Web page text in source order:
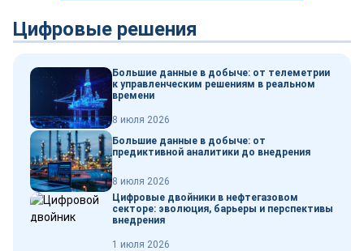
Цифровые решения
Большие данные в добыче: от телеметрии
к управленческим решениям в реальном
времени
8 июля 2026
Большие данные в добыче: от
предиктивной аналитики до внедрения
8 июля 2026
Цифровые двойники в нефтегазовом
секторе: эволюция, барьеры и перспективы
внедрения
1 июля 2026